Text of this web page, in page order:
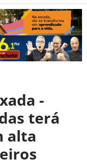
-
terá
alta